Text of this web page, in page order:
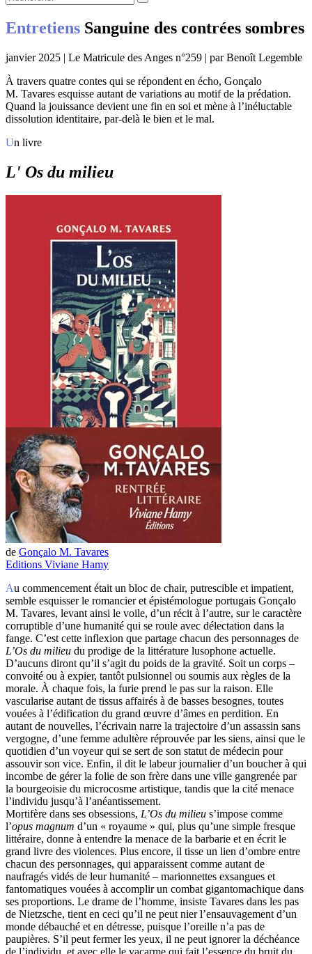
Entretiens Sanguine des contrées sombres
janvier 2025 | Le Matricule des Anges n°259 | par Benoît Legemble
À travers quatre contes qui se répondent en écho, Gonçalo
M. Tavares esquisse autant de variations au motif de la prédation.
Quand la jouissance devient une fin en soi et mène à l’inéluctable
dissolution identitaire, par-delà le bien et le mal.
Un livre
L' Os du milieu
de Gonçalo M. Tavares
Editions Viviane Hamy
Au commencement était un bloc de chair, putrescible et impatient,
semble esquisser le romancier et épistémologue portugais Gonçalo
M. Tavares, levant ainsi le voile, d’un récit à l’autre, sur le caractère
corruptible d’une humanité qui se roule avec délectation dans la
fange. C’est cette inflexion que partage chacun des personnages de
L’Os du milieu du prodige de la littérature lusophone actuelle.
D’aucuns diront qu’il s’agit du poids de la gravité. Soit un corps –
convoité ou à expier, tantôt pulsionnel ou soumis aux règles de la
morale. À chaque fois, la furie prend le pas sur la raison. Elle
vascularise autant de tissus affairés à de basses besognes, toutes
vouées à l’édification du grand œuvre d’âmes en perdition. En
autant de nouvelles, l’écrivain narre la trajectoire d’un assassin sans
vergogne, d’une femme adultère réprouvée par les siens, ainsi que le
quotidien d’un voyeur qui se sert de son statut de médecin pour
assouvir son vice. Enfin, il dit le labeur journalier d’un boucher à qui
incombe de gérer la folie de son frère dans une ville gangrenée par
la bourgeoisie du microcosme artistique, tandis que la cité menace
l’individu jusqu’à l’anéantissement.
Mortifère dans ses obsessions, L’Os du milieu s’impose comme
l’opus magnum d’un « royaume » qui, plus qu’une simple fresque
littéraire, donne à entendre la menace de la barbarie et en écrit le
grand livre des violences. Plus encore, il tisse un lien d’ombre entre
chacun des personnages, qui apparaissent comme autant de
naufragés vidés de leur humanité – marionnettes exsangues et
fantomatiques vouées à accomplir un combat gigantomachique dans
ses proportions. Le drame de l’homme, insiste Tavares dans les pas
de Nietzsche, tient en ceci qu’il ne peut nier l’ensauvagement d’un
monde débauché et en détresse, puisque l’oreille n’a pas de
paupières. S’il peut fermer les yeux, il ne peut ignorer la déchéance